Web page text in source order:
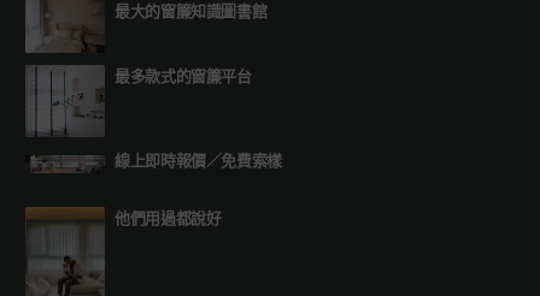
最大的窗簾知識圖書館
最多款式的窗簾平台
線上即時報價／免費索樣
他們用過都說好